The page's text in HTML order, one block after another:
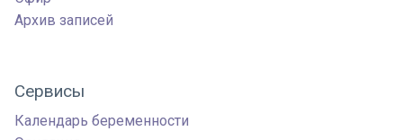
Архив записей
Сервисы
Календарь беременности